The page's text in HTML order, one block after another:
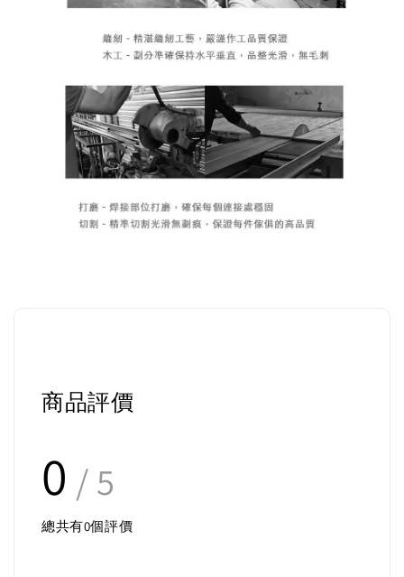
商品評價
0 / 5
總共有0個評價